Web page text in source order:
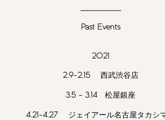
Past Events
2021
2.9-2.15
西武渋谷店
3.5 - 3.14 松屋銀座
4.21-4.27 ジェイアール名古屋タカシ